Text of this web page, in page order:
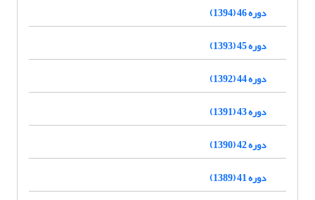
دوره 46 (1394)
دوره 45 (1393)
دوره 44 (1392)
دوره 43 (1391)
دوره 42 (1390)
دوره 41 (1389)